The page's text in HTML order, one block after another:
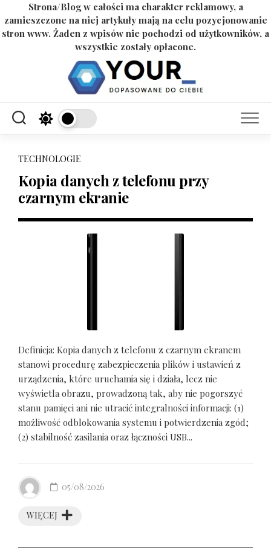
Strona/Blog w całości ma charakter reklamowy, a
zamieszczone na niej artykuły mają na celu pozycjonowanie
stron www. Żaden z wpisów nie pochodzi od użytkowników, a
wszystkie zostały opłacone.
TECHNOLOGIE
Kopia danych z telefonu przy
czarnym ekranie
Definicja: Kopia danych z telefonu z czarnym ekranem
stanowi procedurę zabezpieczenia plików i ustawień z
urządzenia, które uruchamia się i działa, lecz nie
wyświetla obrazu, prowadzoną tak, aby nie pogorszyć
stanu pamięci ani nie utracić integralności informacji: (1)
możliwość odblokowania systemu i potwierdzenia zgód;
(2) stabilność zasilania oraz łączności USB...
WIĘCEJ
05/08/2026